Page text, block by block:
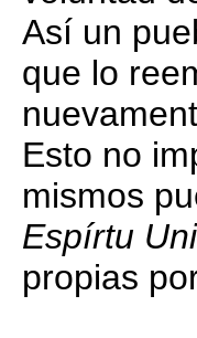
Así un
que lo
Esto no
mismos
Espírtu
propias